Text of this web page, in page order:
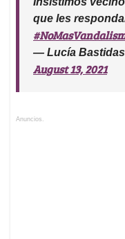
que les
— Lucía
August 13, 2021
Anuncios.